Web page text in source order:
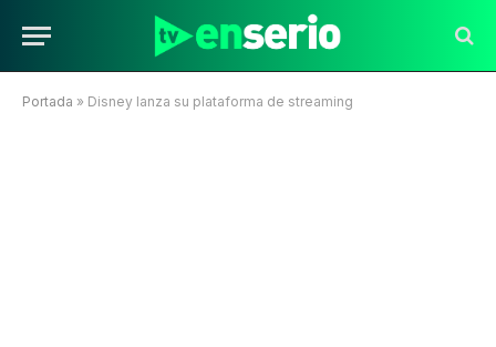
Portada » Disney lanza su plataforma de streaming